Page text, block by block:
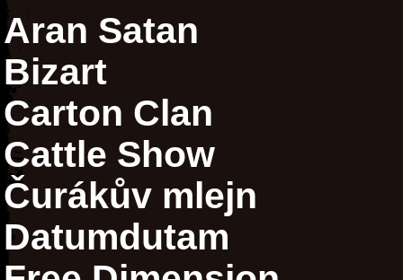
Aran Satan
Bizart
Carton Clan
Cattle Show
Čurákův mlejn
Datumdutam